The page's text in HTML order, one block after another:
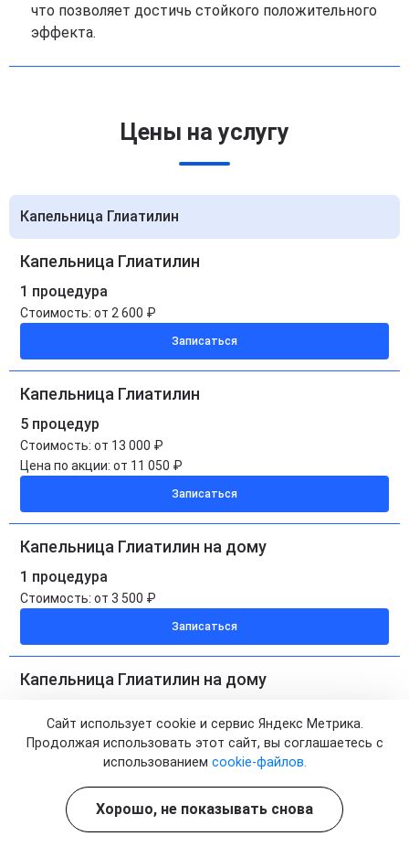
что позволяет достичь стойкого положительного
эффекта.
Цены на услугу
Капельница Глиатилин
Капельница Глиатилин
1 процедура
Стоимость: от 2 600 ₽
Записаться
Капельница Глиатилин
5 процедур
Стоимость: от 13 000 ₽
Цена по акции: от 11 050 ₽
Записаться
Капельница Глиатилин на дому
1 процедура
Стоимость: от 3 500 ₽
Записаться
Капельница Глиатилин на дому
Стоимость:от 17 500 ₽
Цена по акции:от 14 800 ₽
Сайт использует cookie и сервис Яндекс Метрика.
Продолжая использовать этот сайт, вы соглашаетесь с
использованием cookie-файлов.
Хорошо, не показывать снова